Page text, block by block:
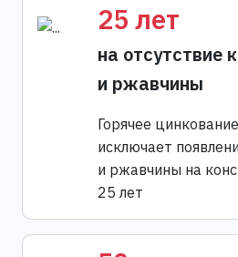
25 лет
на отсутствие
и ржавчины
Горячее
исключает
и ржавчины на
25 лет